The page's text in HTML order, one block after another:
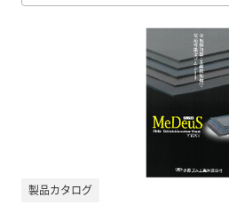
製品カタログ